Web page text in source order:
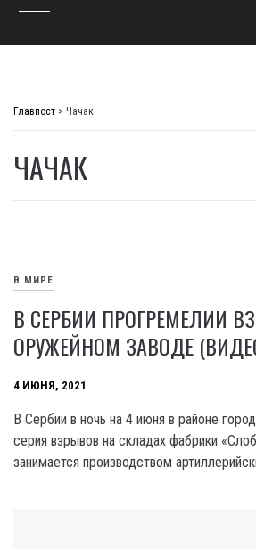
Главпост > Чачак
ЧАЧАК
В МИРЕ
В СЕРБИИ ПРОГРЕМЕЛИИ
ОРУЖЕЙНОМ ЗАВОДЕ
4 ИЮНЯ, 2021
В Сербии в ночь на 4 июня в районе
серия взрывов на складах фабрики
занимается производством